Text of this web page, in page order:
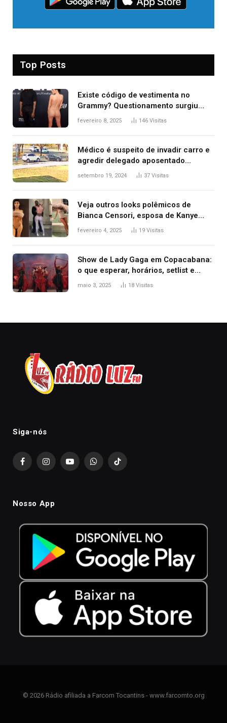
Top Posts
Existe código de vestimenta no
Grammy? Questionamento surgiu
após Bianca Censori, mulher de
fevereiro 8, 2025 146 Visitas
Médico é suspeito de invadir carro e
agredir delegado aposentado
durante confusão no trânsito
setembro 19, 2024 37 Visitas
Veja outros looks polêmicos de
Bianca Censori, esposa de Kanye
West que apareceu nua no Grammy
fevereiro 4, 2025 19 Visitas
Show de Lady Gaga em Copacabana:
o que esperar, horários, setlist e
onde assistir
maio 3, 2025 18 Visitas
Siga-nós
FacebookInstagramYouTubeWhatsAppTikTok
Nosso App
© 2026 Rádio afiliada a Farcom Tocantins - www.farcomto.org